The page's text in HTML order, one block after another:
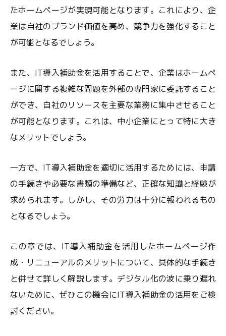
たホームページが実現可能となります。これにより、企
業は自社のブランド価値を高め、競争力を強化すること
が可能となるでしょう。
また、IT導入補助金を活用することで、企業はホームペ
ージに関する複雑な問題を外部の専門家に委託すること
ができ、自社のリソースを主要な業務に集中させること
が可能となります。これは、中小企業にとって特に大き
なメリットでしょう。
一方で、IT導入補助金を適切に活用するためには、申請
の手続きや必要な書類の準備など、正確な知識と経験が
求められます。しかし、その労力は十分に報われるもの
となるでしょう。
この章では、IT導入補助金を活用したホームページ作
成・リニューアルのメリットについて、具体的な手続き
と併せて詳しく解説します。デジタル化の波に乗り遅れ
ないために、ぜひこの機会にIT導入補助金の活用をご検
討ください。